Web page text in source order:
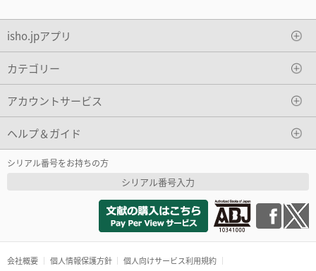
isho.jpアプリ
カテゴリー
アカウントサービス
ヘルプ＆ガイド
シリアル番号をお持ちの方
シリアル番号入力
会社概要 個人情報保護方針
個人向けサービス利用規約